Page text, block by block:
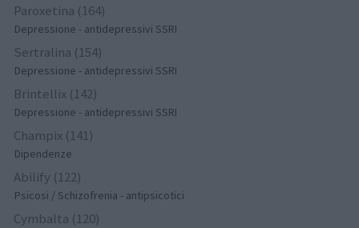
Paroxetina (164)
Depressione - antidepressivi SSRI
Sertralina (154)
Depressione - antidepressivi SSRI
Brintellix (142)
Depressione - antidepressivi SSRI
Champix (141)
Dipendenze
Abilify (122)
Psicosi / Schizofrenia - antipsicotici
Cymbalta (120)